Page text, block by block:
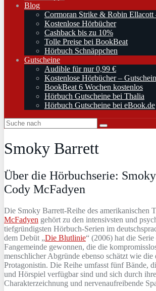
Blog
Cormoran Strike & Robin Ellacott
Kostenlose Hörbücher
Cashback bis zu 10%
Tolle Preise bei BookBeat
Hörbuch Schnäppchen
Gutscheine
Audible für nur 0,99 €
Kostenlose Hörbücher – Gutschein
BookBeat 6 Wochen kostenlos
Hörbuch Gutscheine bei Thalia
Hörbuch Gutscheine bei eBook.de
Smoky Barrett
Über die Hörbuchserie:
Cody McFadyen
Die Smoky Barrett-Reihe des amerikanischen
McFadyen gehört zu den intensivsten und
tiefgründigsten Hörbuch-Serien im
dem Debüt „Die Blutlinie“ (2006) hat die Serie
Fangemeinde gewonnen, die die
menschlicher Abgründe ebenso schätzt wie die
Protagonistin. Die Reihe umfasst fünf Bände,
und Hörspiel verfügbar sind und sich durch
Charakterzeichnung und nervenaufreibende